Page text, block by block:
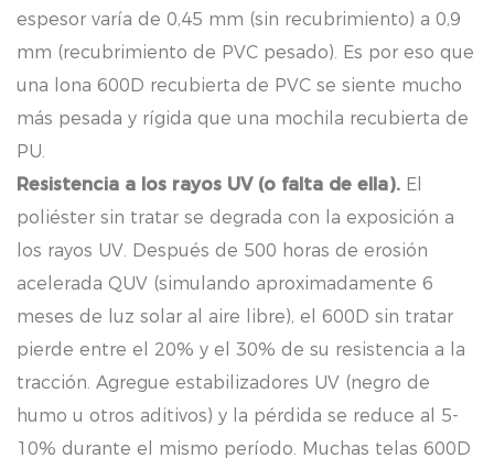
espesor varía de 0,45 mm (sin recubrimiento) a 0,9
mm (recubrimiento de PVC pesado). Es por eso que
una lona 600D recubierta de PVC se siente mucho
más pesada y rígida que una mochila recubierta de
PU.
Resistencia a los rayos UV (o falta de ella). El
poliéster sin tratar se degrada con la exposición a
los rayos UV. Después de 500 horas de erosión
acelerada QUV (simulando aproximadamente 6
meses de luz solar al aire libre), el 600D sin tratar
pierde entre el 20% y el 30% de su resistencia a la
tracción. Agregue estabilizadores UV (negro de
humo u otros aditivos) y la pérdida se reduce al 5-
10% durante el mismo período. Muchas telas 600D